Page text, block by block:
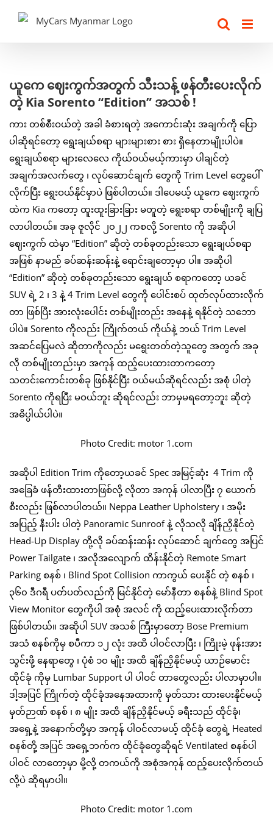
content
Larger
Image
ယူကေ ‌ဈေးကွက်အတွက် သီးသန့် ဖန်တီးပေးလိုက်
တဲ့ Kia Sorento “Edition” အသစ် !
ကား တစ်စီးဝယ်တဲ့ အခါ ခံစားရတဲ့ အကောင်းဆုံး အချက်ကို ပြော
ပါဆိုရင်တော့ ‌ရွေးချယ်စရာ များများစား စား ရှိနေတာမျိုးပါပဲ။
‌‌ရွေးချယ်စရာ များလေလေ ကိုယ်ဝယ်မယ့်ကားမှာ ပါချင်တဲ့
အချက်အလက်တွေ ၊ လုပ်ဆောင်ချက် တွေကို Trim Level တွေပေါ်
လိုက်ပြီး ရွေးဝယ်နိုင်မှာပဲ ဖြစ်ပါတယ်။ ဒါပေမယ့် ယူကေ ဈေးကွက်
ထဲက Kia ကတော့ ထူးထူးခြားခြား မတူတဲ့ ရွေးစရာ တစ်မျိုးကို ချပြ
လာပါတယ်။ အခု ဇူလိုင် ၂၀၂၂ ကစလို့ Sorento ကို အဆိုပါ
ဈေးကွက် ထဲမှာ “Edition” ဆိုတဲ့ တစ်ခုတည်းသော ရွေးချယ်စရာ
အဖြစ် နာမည် ခပ်ဆန်းဆန်းနဲ့ ရောင်းချတော့မှာ ပါ။ အဆိုပါ
“Edition” ဆိုတဲ့ တစ်ခုတည်းသော ရွေးချယ် စရာကတော့ ယခင်
SUV ရဲ့ 2 ၊ 3 နဲ့ 4 Trim Level တွေကို ပေါင်းစပ် ထုတ်လုပ်ထားလိုက်
တာ ဖြစ်ပြီး အားလုံးပေါင်း တစ်မျိုးတည်း အနေနဲ့ ရနိုင်တဲ့ သဘော
ပါပဲ။ Sorento ကိုလည်း ကြိုက်တယ် ကိုယ်နဲ့ ဘယ် Trim Level
အဆင်ပြေမလဲ ဆိုတာကိုလည်း မရွေးတတ်တဲ့သူတွေ အတွက် အခု
လို တစ်မျိုးတည်းမှာ အကုန် ထည့်ပေးထားတာကတော့
သတင်းကောင်းတစ်ခု ဖြစ်နိုင်ပြီး ဝယ်မယ်ဆိုရင်လည်း အစုံ ပါတဲ့
Sorento ကိုရပြီး မဝယ်ဘူး ဆိုရင်လည်း ဘာမှမရတော့ဘူး ဆိုတဲ့
အဓိပ္ပါယ်ပါပဲ။
Photo Credit: motor 1.com
အဆိုပါ Edition Trim ကိုတော့ယခင် Spec အမြင့်ဆုံး 4 Trim ကို
အခြေခံ ဖန်တီးထားတာဖြစ်လို့ လိုတာ အကုန် ပါလာပြီး ၇ ယောက်
စီးလည်း ဖြစ်လာပါတယ်။ Neppa Leather Upholstery ၊ အမိုး
အပြည့် နီးပါး ပါတဲ့ Panoramic Sunroof နဲ့ လိုသလို ချိန်ညှိနိုင်တဲ့
Head-Up Display တို့လို ခပ်ဆန်းဆန်း လုပ်ဆောင် ချက်တွေ အပြင်
Power Tailgate ၊ အလိုအလျောက် ထိန်းနိုင်တဲ့ Remote Smart
Parking စနစ် ၊ Blind Spot Collision ကာကွယ် ပေးနိုင် တဲ့ စနစ် ၊
၃၆၀ ဒီဂရီ ပတ်ပတ်လည်ကို မြင်နိုင်တဲ့ မော်နီတာ စနစ်နဲ့ Blind Spot
View Monitor တွေကိုပါ အစုံ အလင် ကို ထည့်ပေးထားလိုက်တာ
ဖြစ်ပါတယ်။ အဆိုပါ SUV အသစ် ကြီးမှာတော့ Bose Premium
အသံ စနစ်ကိုမှ စပီကာ ၁၂ လုံး အထိ ပါဝင်လာပြီး ၊ ကြိုးမဲ့ ဖုန်းအား
သွင်းဖို့ နေရာတွေ ၊ ပုံစံ ၁၀ မျိုး အထိ ချိန်ညှိနိုင်မယ့် ယာဉ်မောင်း
ထိုင်ခုံ ကိုမှ Lumbar Support ပါ ပါဝင် တာတွေလည်း ပါလာမှာပါ။
ဒါ့အပြင် ကြိုက်တဲ့ ထိုင်ခုံအနေအထားကို မှတ်သား ထားပေးနိုင်မယ့်
မှတ်ဉာဏ် စနစ် ၊ ၈ မျိုး အထိ ချိန်ညှိနိုင်မယ့် ခရီးသည် ထိုင်ခုံ၊
အရှေ့နဲ့ အနောက်တို့မှာ အကုန် ပါဝင်လာမယ့် ထိုင်ခုံ တွေရဲ့ Heated
စနစ်တို့ အပြင် အရှေ့ဘက်က ထိုင်ခုံတွေဆိုရင် Ventilated စနစ်ပါ
ပါဝင် လာတော့မှာ မို့လို့ တကယ်ကို အစုံအကုန် ထည့်ပေးလိုက်တယ်
လို့ပဲ ဆိုရမှာပါ။
Photo Credit: motor 1.com